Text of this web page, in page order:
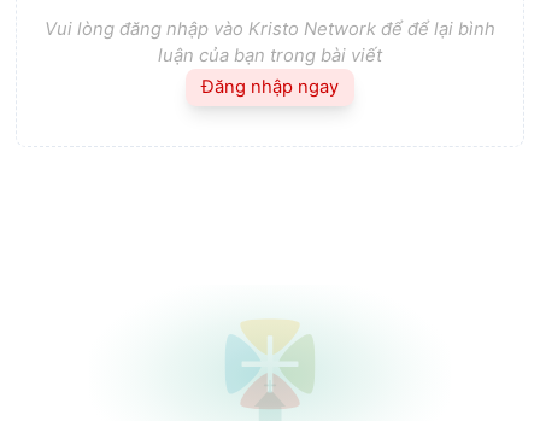
Vui lòng đăng nhập vào Kristo Network để để lại bình
luận của bạn trong bài viết
Đăng nhập ngay